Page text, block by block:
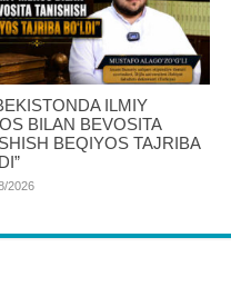
ILMIY
BILAN BEVOSITA
BEQIYOS TAJRIBA
2026